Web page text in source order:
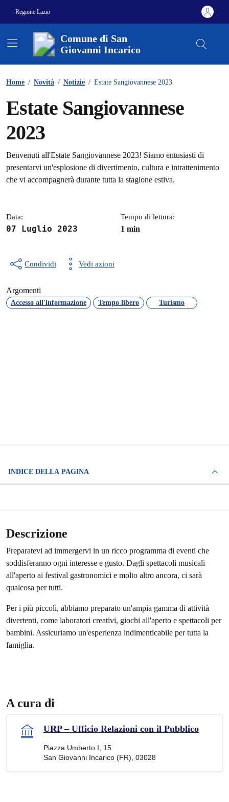
Regione Lazio
Comune di San
Giovanni Incarico
Home / Novità / Notizie / Estate Sangiovannese 2023
Estate Sangiovannese
2023
Dettagli della notizia
Benvenuti all'Estate Sangiovannese 2023! Siamo entusiasti di
presentarvi un'esplosione di divertimento, cultura e intrattenimento
che vi accompagnerà durante tutta la stagione estiva.
Data:
07 Luglio 2023
Tempo di lettura:
1 min
Condividi Vedi azioni
Argomenti
Accesso all'informazione Tempo libero Turismo
INDICE DELLA PAGINA
Descrizione
Preparatevi ad immergervi in un ricco programma di eventi che
soddisferanno ogni interesse e gusto. Dagli spettacoli musicali
all'aperto ai festival gastronomici e molto altro ancora, ci sarà
qualcosa per tutti.
Per i più piccoli, abbiamo preparato un'ampia gamma di attività
divertenti, come laboratori creativi, giochi all'aperto e spettacoli per
bambini. Assicuriamo un'esperienza indimenticabile per tutta la
famiglia.
A cura di
URP – Ufficio Relazioni con il Pubblico
Piazza Umberto I, 15
San Giovanni Incarico (FR), 03028